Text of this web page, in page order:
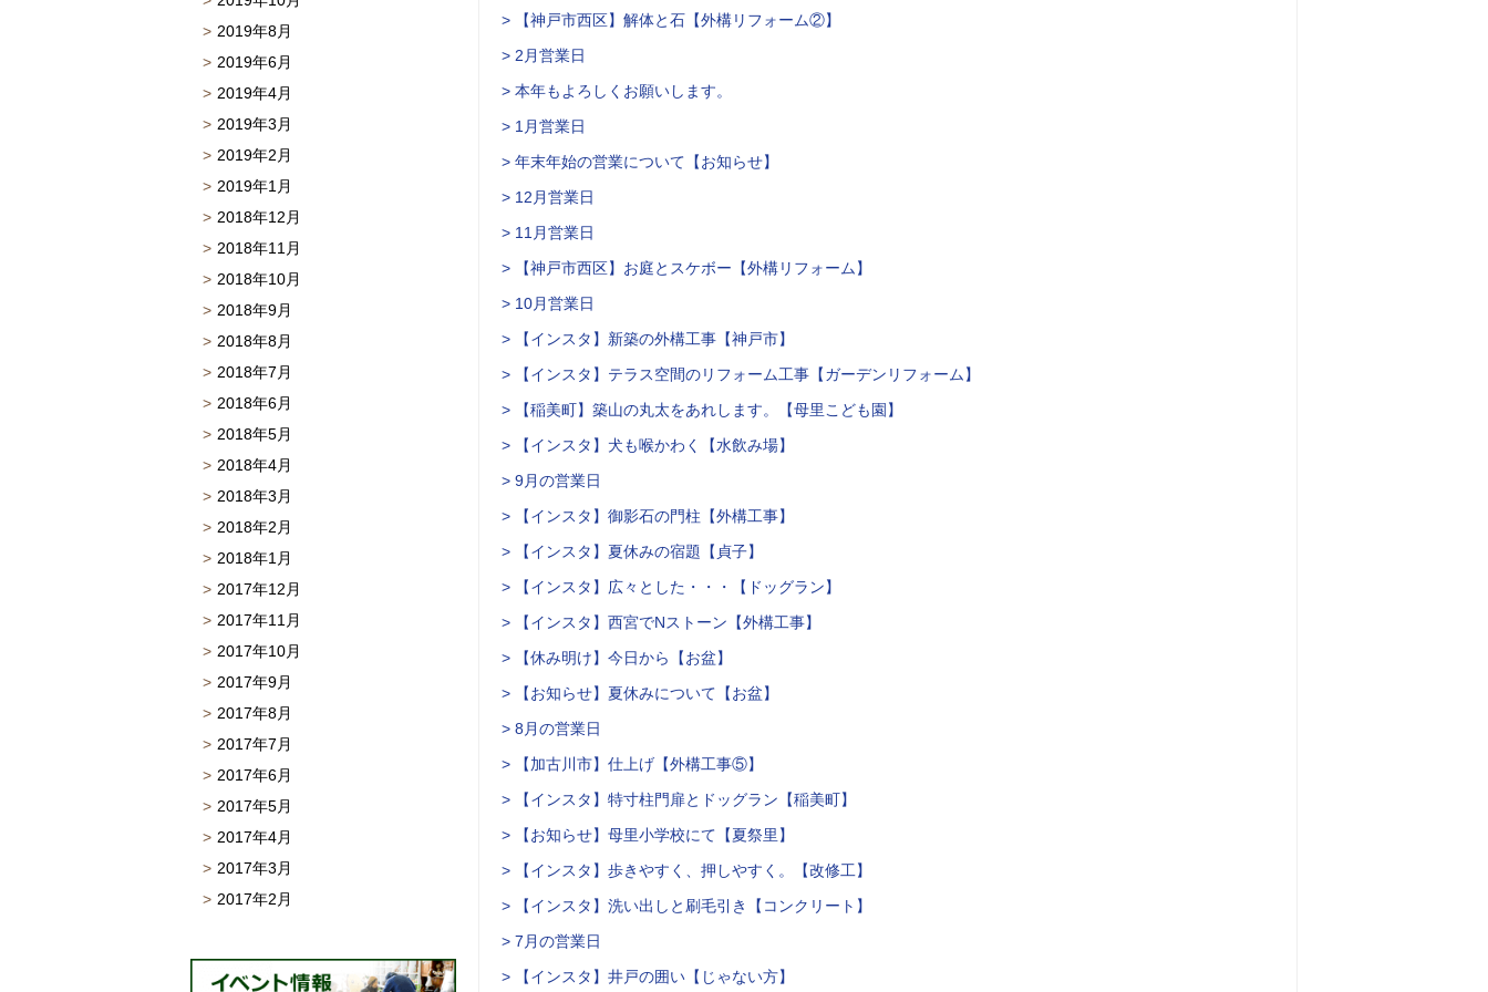
> 【神戸市西区】解体と石【外構リフォーム②】
> 2月営業日
> 本年もよろしくお願いします。
> 1月営業日
> 年末年始の営業について【お知らせ】
> 12月営業日
> 11月営業日
> 【神戸市西区】お庭とスケボー【外構リフォーム】
> 10月営業日
> 【インスタ】新築の外構工事【神戸市】
> 【インスタ】テラス空間のリフォーム工事【ガーデンリフォーム】
> 【稲美町】築山の丸太をあれします。【母里こども園】
> 【インスタ】犬も喉かわく【水飲み場】
> 9月の営業日
> 【インスタ】御影石の門柱【外構工事】
> 【インスタ】夏休みの宿題【貞子】
> 【インスタ】広々とした・・・【ドッグラン】
> 【インスタ】西宮でNストーン【外構工事】
> 【休み明け】今日から【お盆】
> 【お知らせ】夏休みについて【お盆】
> 8月の営業日
> 【加古川市】仕上げ【外構工事⑤】
> 【インスタ】特寸柱門扉とドッグラン【稲美町】
> 【お知らせ】母里小学校にて【夏祭里】
> 【インスタ】歩きやすく、押しやすく。【改修工】
> 【インスタ】洗い出しと刷毛引き【コンクリート】
> 7月の営業日
> 【インスタ】井戸の囲い【じゃない方】
2019年8月
2019年6月
2019年4月
2019年3月
2019年2月
2019年1月
2018年12月
2018年11月
2018年10月
2018年9月
2018年8月
2018年7月
2018年6月
2018年5月
2018年4月
2018年3月
2018年2月
2018年1月
2017年12月
2017年11月
2017年10月
2017年9月
2017年8月
2017年7月
2017年6月
2017年5月
2017年4月
2017年3月
2017年2月